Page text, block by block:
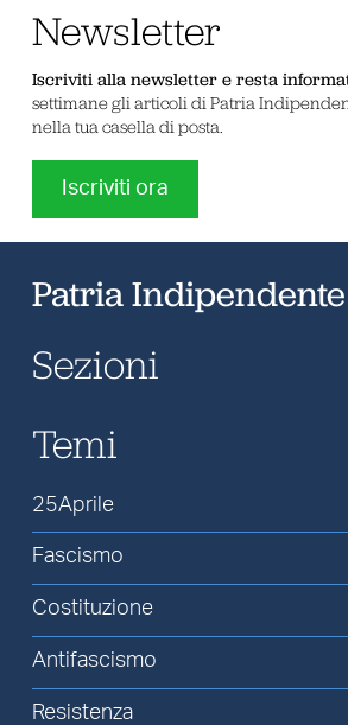
Newsletter
Iscriviti alla newsletter e resta
settimane gli articoli di Patria
nella tua casella di posta.
Iscriviti ora
Patria Indipendente
Sezioni
Temi
25Aprile
Fascismo
Costituzione
Antifascismo
Resistenza